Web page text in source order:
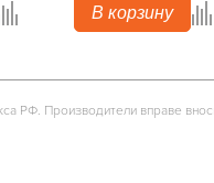
В корзину
РФ. Производители вправе